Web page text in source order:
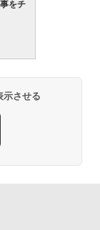
をチ
示させる